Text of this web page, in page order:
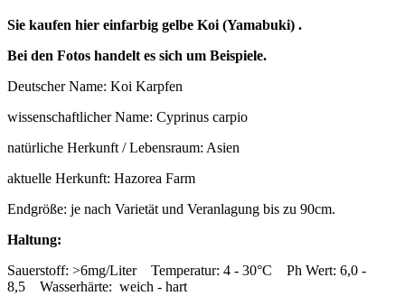
Sie kaufen hier einfarbig gelbe Koi (Yamabuki) .
Bei den Fotos handelt es sich um Beispiele.
Deutscher Name: Koi Karpfen
wissenschaftlicher Name: Cyprinus carpio
natürliche Herkunft / Lebensraum: Asien
aktuelle Herkunft: Hazorea Farm
Endgröße: je nach Varietät und Veranlagung bis zu 90cm.
Haltung:
Sauerstoff: >6mg/Liter Temperatur: 4 - 30°C Ph Wert: 6,0 -
8,5 Wasserhärte: weich - hart